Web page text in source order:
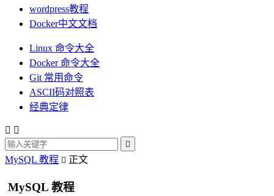
wordpress教程
Docker中文文档
Linux 命令大全
Docker 命令大全
Git 常用命令
ASCII码对照表
经典定律
 

MySQL 教程  正文
MySQL 教程